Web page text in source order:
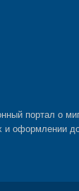
портал о
и оформлении